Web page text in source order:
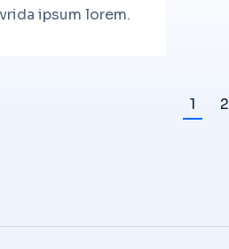
ipsum lorem.
1 2